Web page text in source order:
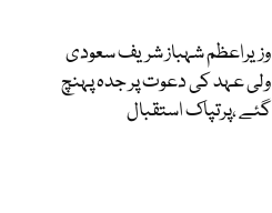
وزیراعظم شہباز شریف سعودی
ولی عہد کی دعوت پر جدہ پہنچ
گئے ،پرتپاک استقبال